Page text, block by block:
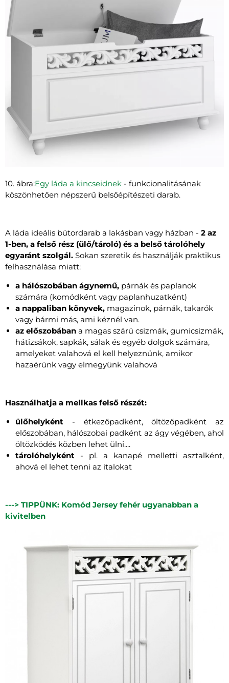
10. ábra:Egy láda a kincseidnek - funkcionalitásának
köszönhetően népszerű belsőépítészeti darab.
A láda ideális bútordarab a lakásban vagy házban - 2 az
1-ben, a felső rész (ülő/tároló) és a belső tárolóhely
egyaránt szolgál. Sokan szeretik és használják praktikus
felhasználása miatt:
a hálószobában ágynemű, párnák és paplanok
számára (komódként vagy paplanhuzatként)
a nappaliban könyvek, magazinok, párnák, takarók
vagy bármi más, ami kéznél van.
az előszobában a magas szárú csizmák, gumicsizmák,
hátizsákok, sapkák, sálak és egyéb dolgok számára,
amelyeket valahová el kell helyeznünk, amikor
hazaérünk vagy elmegyünk valahová
Használhatja a mellkas felső részét:
ülőhelyként - étkezőpadként, öltözőpadként az
előszobában, hálószobai padként az ágy végében, ahol
öltözködés közben lehet ülni....
tárolóhelyként - pl. a kanapé melletti asztalként,
ahová el lehet tenni az italokat
---> TIPPÜNK: Komód Jersey fehér ugyanabban a
kivitelben